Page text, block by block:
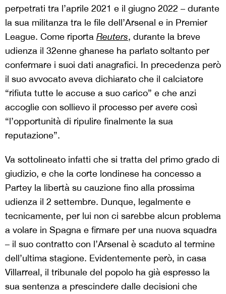
perpetrati tra l’aprile 2021 e il giugno 2022 – durante
la sua militanza tra le file dell’Arsenal e in Premier
League. Come riporta Reuters, durante la breve
udienza il 32enne ghanese ha parlato soltanto per
confermare i suoi dati anagrafici. In precedenza però
il suo avvocato aveva dichiarato che il calciatore
“rifiuta tutte le accuse a suo carico” e che anzi
accoglie con sollievo il processo per avere così
“l’opportunità di ripulire finalmente la sua
reputazione”.
Va sottolineato infatti che si tratta del primo grado di
giudizio, e che la corte londinese ha concesso a
Partey la libertà su cauzione fino alla prossima
udienza il 2 settembre. Dunque, legalmente e
tecnicamente, per lui non ci sarebbe alcun problema
a volare in Spagna e firmare per una nuova squadra
– il suo contratto con l’Arsenal è scaduto al termine
dell’ultima stagione. Evidentemente però, in casa
Villarreal, il tribunale del popolo ha già espresso la
sua sentenza a prescindere dalle decisioni che